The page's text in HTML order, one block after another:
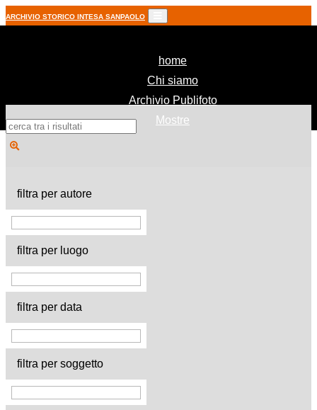
ARCHIVIO STORICO INTESA SANPAOLO
home(current)
Chi siamo
Archivio Publifoto
Mostre
filtra per autore
filtra per luogo
filtra per data
filtra per soggetto